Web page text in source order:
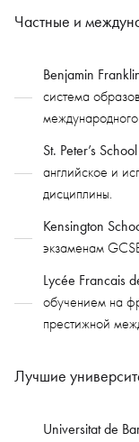
Частные и
Benjamin
система
St. Peter’s School
английское и
дисциплины.
Kensington
экзаменам
Lycée Francais
обучением на
престижной
Лучшие
Universitat de